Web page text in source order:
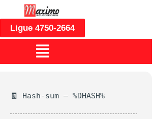
Ligue 4750-2664
🧾 Hash-sum — %DHASH%